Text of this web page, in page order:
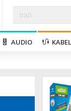
AUDIO